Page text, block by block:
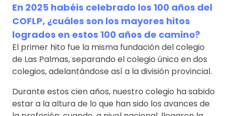
En 2025 habéis celebrado los 100 años del
COFLP, ¿cuáles son los mayores hitos
logrados en estos 100 años de camino?
El primer hito fue la misma fundación del colegio
de Las Palmas, separando el colegio único en dos
colegios, adelantándose así a la división provincial.
Durante estos cien años, nuestro colegio ha sabido
estar a la altura de lo que han sido los avances de